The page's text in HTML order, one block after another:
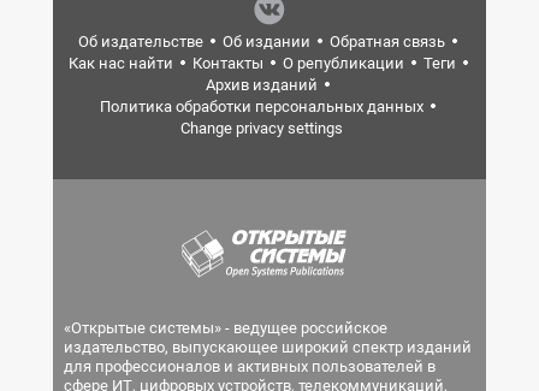
Об издательстве Об издании
Обратная связь
Как нас найти
Контакты О републикации
Теги
Архив изданий
Политика обработки персональных данных
Change privacy settings
«Открытые системы» - ведущее российское
издательство, выпускающее широкий спектр изданий
для профессионалов и активных пользователей в
сфере ИТ, цифровых устройств, телекоммуникаций,